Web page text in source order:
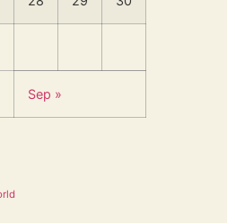
Sep »